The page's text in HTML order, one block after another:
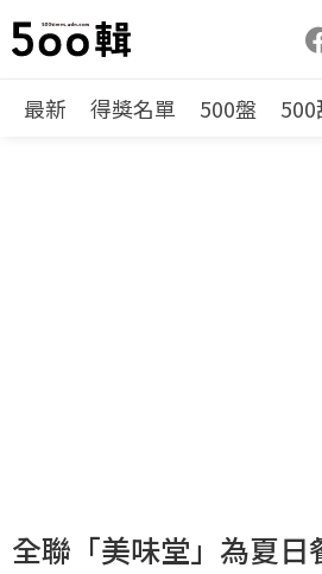
最新 得獎名單 500盤 500
全聯「美味堂」為夏日